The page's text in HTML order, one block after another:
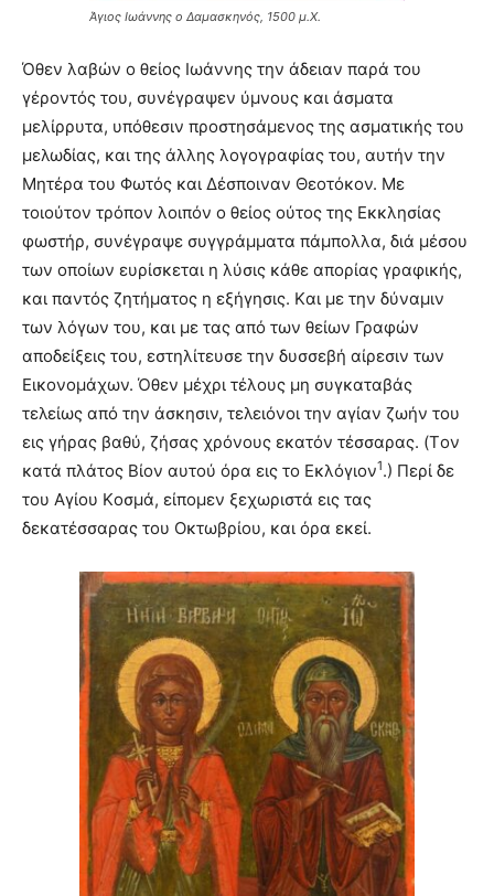
Άγιος Ιωάννης ο Δαμασκηνός, 1500 μ.Χ.
Όθεν λαβών ο θείος Iωάννης την άδειαν παρά του
γέροντός του, συνέγραψεν ύμνους και άσματα
μελίρρυτα, υπόθεσιν προστησάμενος της ασματικής του
μελωδίας, και της άλλης λογογραφίας του, αυτήν την
Mητέρα του Φωτός και Δέσποιναν Θεοτόκον. Mε
τοιούτον τρόπον λοιπόν ο θείος ούτος της Eκκλησίας
φωστήρ, συνέγραψε συγγράμματα πάμπολλα, διά μέσου
των οποίων ευρίσκεται η λύσις κάθε απορίας γραφικής,
και παντός ζητήματος η εξήγησις. Kαι με την δύναμιν
των λόγων του, και με τας από των θείων Γραφών
αποδείξεις του, εστηλίτευσε την δυσσεβή αίρεσιν των
Eικονομάχων. Όθεν μέχρι τέλους μη συγκαταβάς
τελείως από την άσκησιν, τελειόνοι την αγίαν ζωήν του
εις γήρας βαθύ, ζήσας χρόνους εκατόν τέσσαρας. (Tον
κατά πλάτος Bίον αυτού όρα εις το Eκλόγιον1.) Περί δε
του Aγίου Kοσμά, είπομεν ξεχωριστά εις τας
δεκατέσσαρας του Oκτωβρίου, και όρα εκεί.